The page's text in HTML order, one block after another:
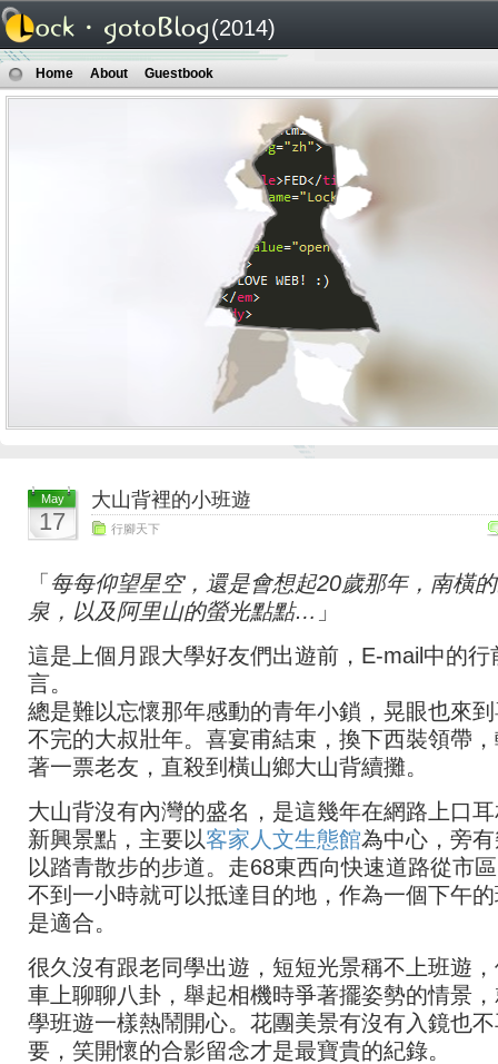
(2014)
Home About Guestbook
May
17
大山背裡的小班遊
行腳天下
「 每每仰望星空，還是會想起20歲那年，南橫
泉，以及阿里山的螢光點點… 」
這是上個月跟大學好友們出遊前，E-mail中的行
言。
總是難以忘懷那年感動的青年小鎖，晃眼也來
不完的大叔壯年。喜宴甫結束，換下西裝領帶
著一票老友，直殺到橫山鄉大山背續攤。
大山背沒有內灣的盛名，是這幾年在網路上口
新興景點，主要以客家人文生態館為中心，旁
以踏青散步的步道。走68東西向快速道路從市
不到一小時就可以抵達目的地，作為一個下午
是適合。
很久沒有跟老同學出遊，短短光景稱不上班遊
車上聊聊八卦，舉起相機時爭著擺姿勢的情景
學班遊一樣熱鬧開心。花團美景有沒有入鏡也
要，笑開懷的合影留念才是最寶貴的紀錄。